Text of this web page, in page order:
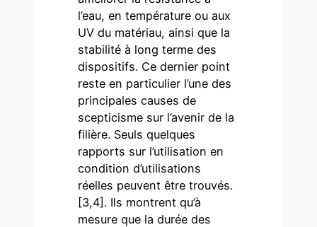
l’eau, en température ou aux
UV du matériau, ainsi que la
stabilité à long terme des
dispositifs. Ce dernier point
reste en particulier l’une des
principales causes de
scepticisme sur l’avenir de la
filière. Seuls quelques
rapports sur l’utilisation en
condition d’utilisations
réelles peuvent être trouvés.
[3,4]. Ils montrent qu’à
mesure que la durée des